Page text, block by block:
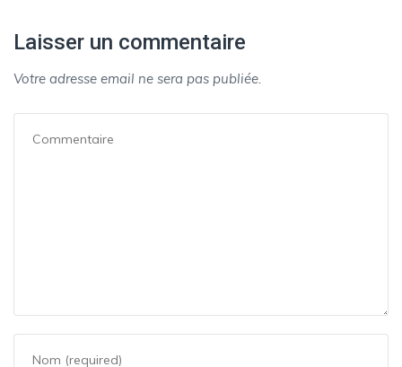
Laisser un commentaire
Votre adresse email ne sera pas publiée.